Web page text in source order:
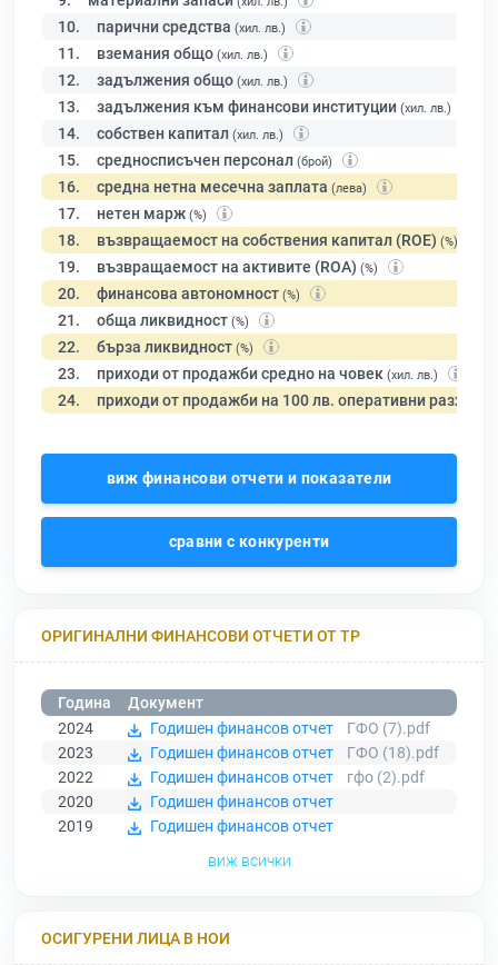
10. парични средства (хил. лв.)
11. вземания общо (хил. лв.)
12. задължения общо (хил. лв.)
13. задължения към финансови институции (хил. лв.)
14. собствен капитал (хил. лв.)
15. средносписъчен персонал (брой)
16. средна нетна месечна заплата (лева)
17. нетен марж (%)
18. възвращаемост на собствения капитал (ROE) (%)
19. възвращаемост на активите (ROA) (%)
20. финансова автономност (%)
21. обща ликвидност (%)
22. бърза ликвидност (%)
23. приходи от продажби средно на човек (хил. лв.)
24. приходи от продажби на 100 лв. оперативни разходи
виж финансови отчети и показатели
сравни с конкуренти
ОРИГИНАЛНИ ФИНАНСОВИ ОТЧЕТИ ОТ ТР
Година
Документ
2024
Годишен финансов отчет
ГФО (7).pdf
2023
Годишен финансов отчет
ГФО (18).pdf
2022
Годишен финансов отчет
гфо (2).pdf
2020
Годишен финансов отчет
2019
Годишен финансов отчет
виж всички
ОСИГУРЕНИ ЛИЦА В НОИ